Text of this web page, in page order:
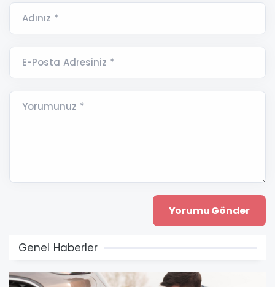
Adınız *
E-Posta Adresiniz *
Yorumunuz *
Genel Haberler